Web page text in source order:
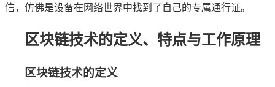
信，仿佛是设备在网络世界中找到了自己的专属通行证。
区块链技术的定义、特点与工作原理
区块链技术的定义